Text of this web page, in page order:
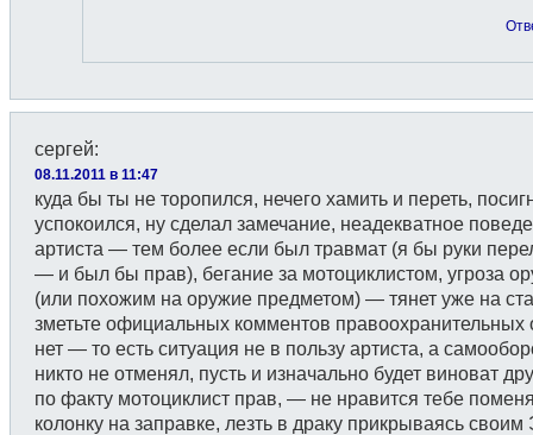
сергей:
08.11.2011 в 11:47
куда бы ты не торопился, нечего хамить и переть,
успокоился, ну сделал замечание, неадекватное
артиста — тем более если был травмат (я бы руки
— и был бы прав), бегание за мотоциклистом, угроза
(или похожим на оружие предметом) — тянет уже на
зметьте официальных комментов правоохранительных
нет — то есть ситуация не в пользу артиста, а
никто не отменял, пусть и изначально будет виноват
по факту мотоциклист прав, — не нравится тебе
колонку на заправке, лезть в драку прикрываясь